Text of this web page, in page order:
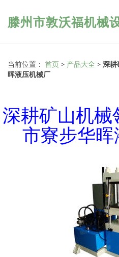
滕州市敦沃福机械
当前位置： 首页 > 产品大全 > 深耕
晖液压机械厂
深耕矿山机械
市寮步华